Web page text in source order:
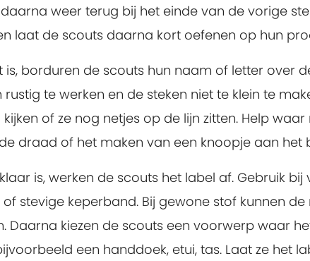
weer terug bij het einde van de vorige
laat de scouts daarna kort oefenen op hun
is, borduren de scouts hun naam of letter over
rustig te werken en de steken niet te klein te
of ze nog netjes op de lijn zitten. Help
draad of het maken van een knoopje aan het
is, werken de scouts het label af. Gebruik
stevige keperband. Bij gewone stof kunnen
Daarna kiezen de scouts een voorwerp waar
een handdoek, etui, tas. Laat ze het